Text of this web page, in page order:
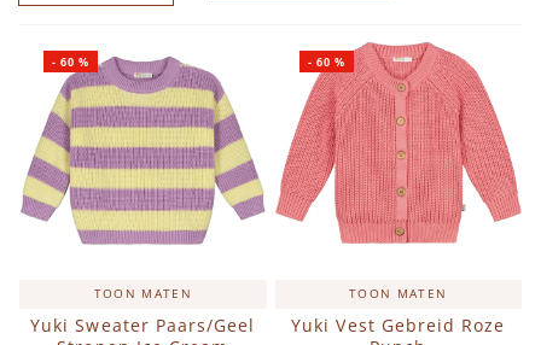
TOON MATEN
Yuki Sweater Paars/Geel
-60 %
TOON MATEN
Yuki Vest Gebreid Roze
- 60 %